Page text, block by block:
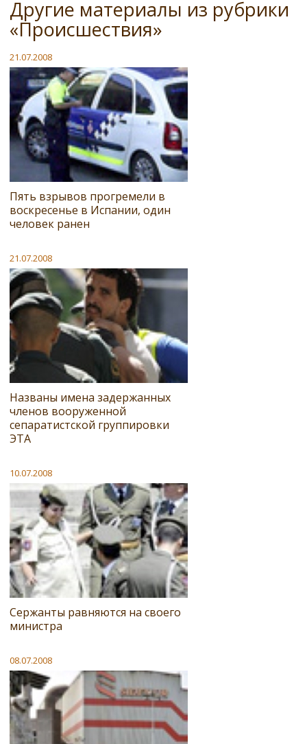
Другие материалы из рубрики
«Происшествия»
21.07.2008
Пять взрывов прогремели в
воскресенье в Испании, один
человек ранен
21.07.2008
Названы имена задержанных
членов вооруженной
сепаратистской группировки
ЭТА
10.07.2008
Сержанты равняются на своего
министра
08.07.2008